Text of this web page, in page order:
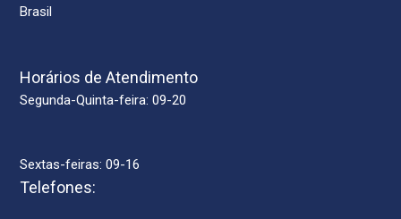
Brasil
Horários de Atendimento
Segunda-Quinta-feira: 09-20
Sextas-feiras: 09-16
Telefones: